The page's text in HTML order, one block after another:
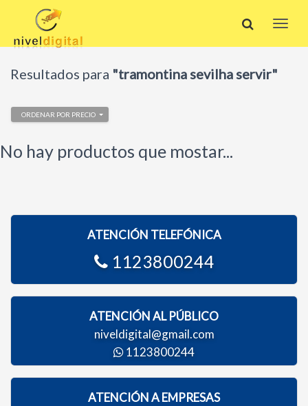
Resultados para "tramontina sevilha servir"
ORDENAR POR PRECIO
No hay productos que mostar...
ATENCIÓN TELEFÓNICA
1123800244
ATENCIÓN AL PÚBLICO
niveldigital@gmail.com
1123800244
ATENCIÓN A EMPRESAS